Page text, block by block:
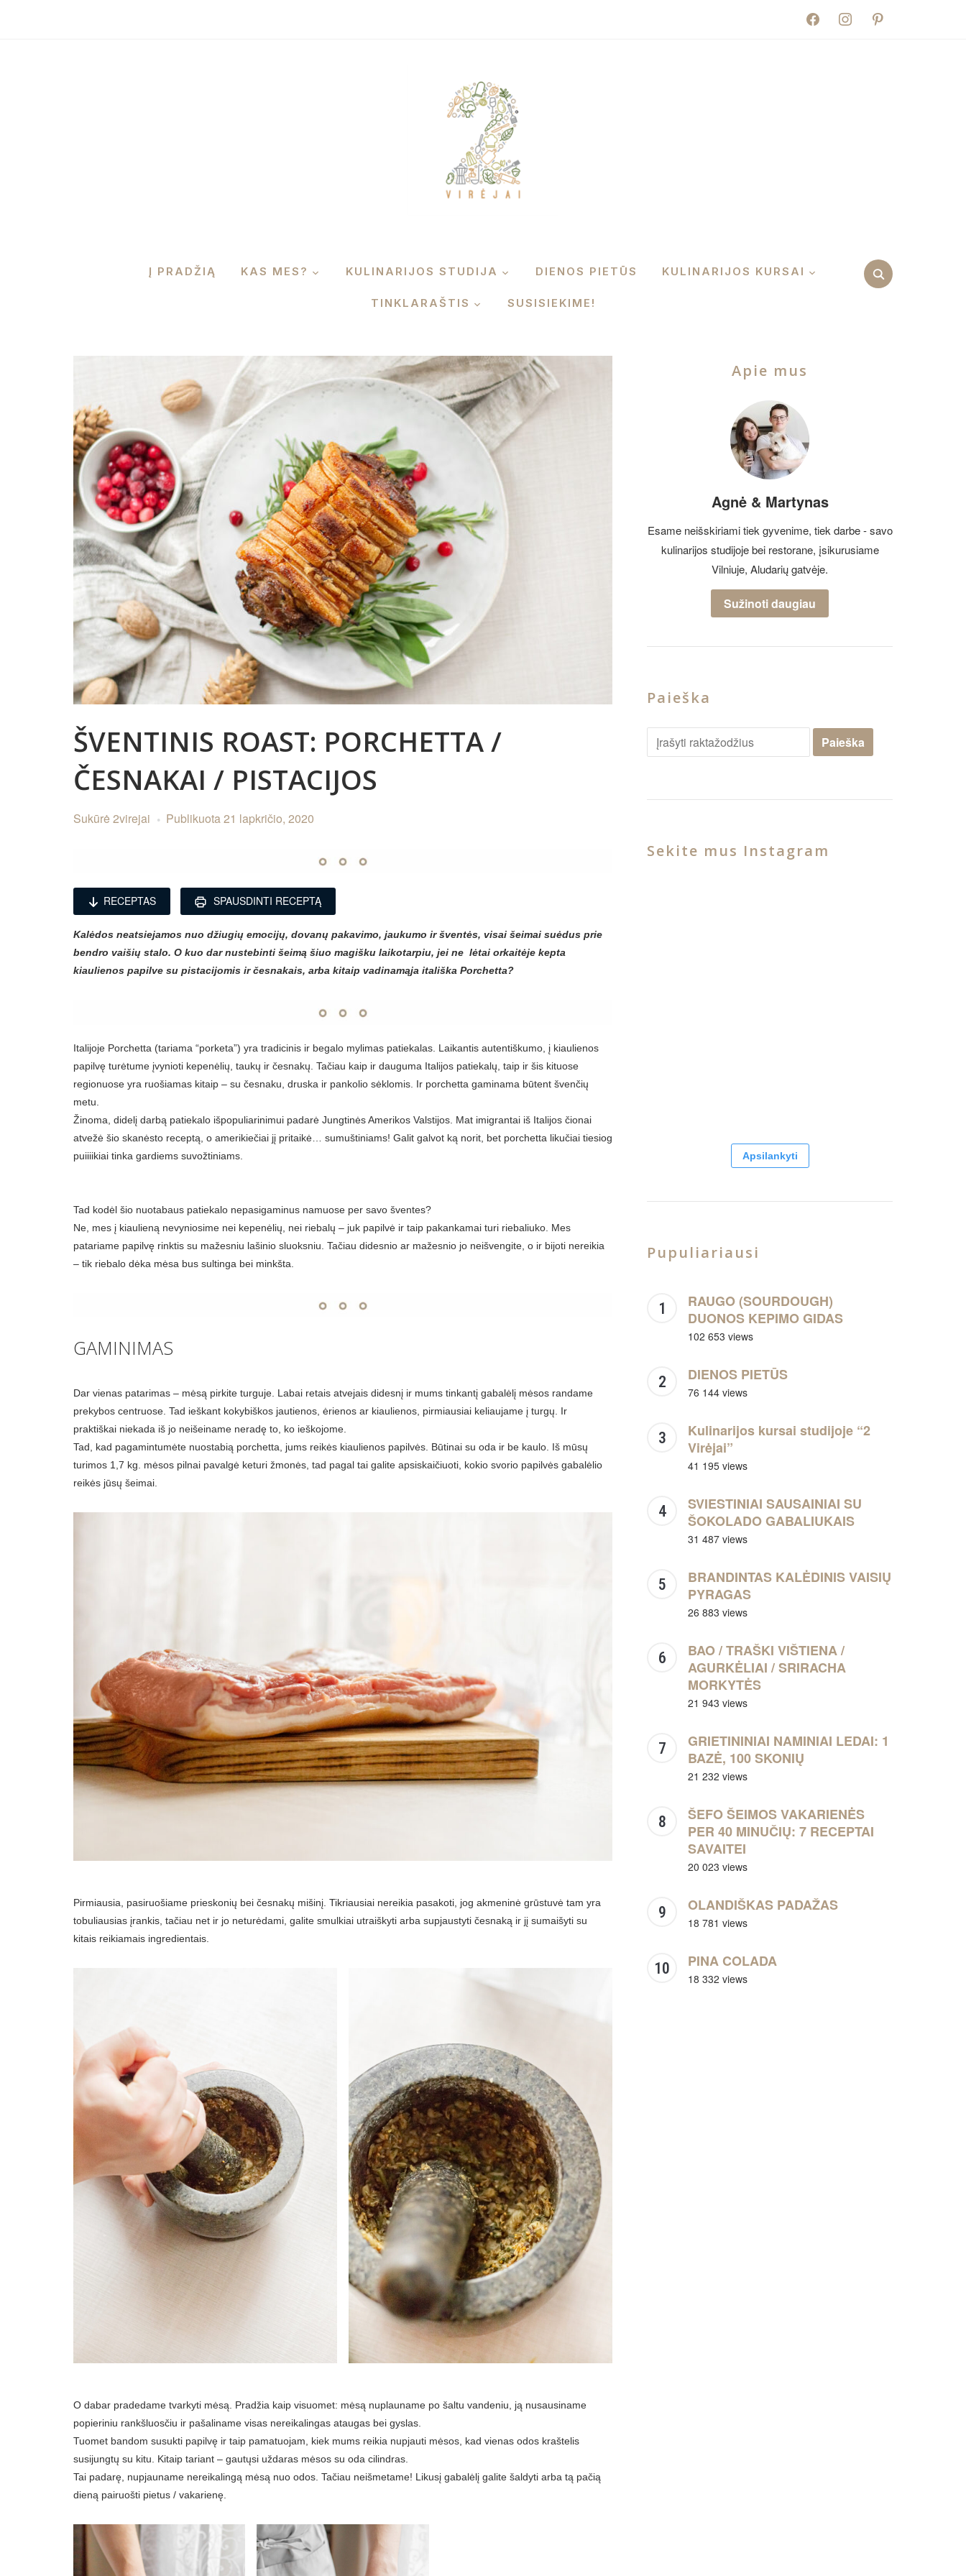
facebookinstagrampinterest
Į PRADŽIĄ KAS MES? KULINARIJOS STUDIJA DIENOS PIETŪS KULINARIJOS KURSAI
TINKLARAŠTIS SUSISIEKIME!
ŠVENTINIS ROAST: PORCHETTA /
ČESNAKAI / PISTACIJOS
Sukūrė 2virejai Publikuota21 lapkričio, 2020
RECEPTAS SPAUSDINTI RECEPTĄ
Kalėdos neatsiejamos nuo džiugių emocijų, dovanų pakavimo, jaukumo ir šventės, visai šeimai suėdus prie
bendro vaišių stalo. O kuo dar nustebinti šeimą šiuo magišku laikotarpiu, jei ne lėtai orkaitėje kepta
kiaulienos papilve su pistacijomis ir česnakais, arba kitaip vadinamąja itališka Porchetta?
Italijoje Porchetta (tariama “porketa”) yra tradicinis ir begalo mylimas patiekalas. Laikantis autentiškumo, į kiaulienos
papilvę turėtume įvynioti kepenėlių, taukų ir česnakų. Tačiau kaip ir dauguma Italijos patiekalų, taip ir šis kituose
regionuose yra ruošiamas kitaip – su česnaku, druska ir pankolio sėklomis. Ir porchetta gaminama būtent švenčių
metu.
Žinoma, didelį darbą patiekalo išpopuliarinimui padarė Jungtinės Amerikos Valstijos. Mat imigrantai iš Italijos čionai
atvežė šio skanėsto receptą, o amerikiečiai jį pritaikė… sumuštiniams! Galit galvot ką norit, bet porchetta likučiai tiesiog
puiiiikiai tinka gardiems suvožtiniams.
Tad kodėl šio nuotabaus patiekalo nepasigaminus namuose per savo šventes?
Ne, mes į kiaulieną nevyniosime nei kepenėlių, nei riebalų – juk papilvė ir taip pakankamai turi riebaliuko. Mes
patariame papilvę rinktis su mažesniu lašinio sluoksniu. Tačiau didesnio ar mažesnio jo neišvengite, o ir bijoti nereikia
– tik riebalo dėka mėsa bus sultinga bei minkšta.
GAMINIMAS
Dar vienas patarimas – mėsą pirkite turguje. Labai retais atvejais didesnį ir mums tinkantį gabalėlį mėsos randame
prekybos centruose. Tad ieškant kokybiškos jautienos, ėrienos ar kiaulienos, pirmiausiai keliaujame į turgų. Ir
praktiškai niekada iš jo neišeiname neradę to, ko ieškojome.
Tad, kad pagamintumėte nuostabią porchetta, jums reikės kiaulienos papilvės. Būtinai su oda ir be kaulo. Iš mūsų
turimos 1,7 kg. mėsos pilnai pavalgė keturi žmonės, tad pagal tai galite apsiskaičiuoti, kokio svorio papilvės gabalėlio
reikės jūsų šeimai.
Pirmiausia, pasiruošiame prieskonių bei česnakų mišinį. Tikriausiai nereikia pasakoti, jog akmeninė grūstuvė tam yra
tobuliausias įrankis, tačiau net ir jo neturėdami, galite smulkiai utraiškyti arba supjaustyti česnaką ir jį sumaišyti su
kitais reikiamais ingredientais.
O dabar pradedame tvarkyti mėsą. Pradžia kaip visuomet: mėsą nuplauname po šaltu vandeniu, ją nusausiname
popieriniu rankšluosčiu ir pašaliname visas nereikalingas ataugas bei gyslas.
Tuomet bandom susukti papilvę ir taip pamatuojam, kiek mums reikia nupjauti mėsos, kad vienas odos kraštelis
susijungtų su kitu. Kitaip tariant – gautųsi uždaras mėsos su oda cilindras.
Tai padarę, nupjauname nereikalingą mėsą nuo odos. Tačiau neišmetame! Likusį gabalėlį galite šaldyti arba tą pačią
dieną pairuošti pietus / vakarienę.
Apie mus
Agnė & Martynas
Esame neišskiriami tiek gyvenime, tiek darbe - savo
kulinarijos studijoje bei restorane, įsikurusiame
Vilniuje, Aludarių gatvėje.
Sužinoti daugiau
Paieška
Sekite mus Instagram
Apsilankyti
Pupuliariausi
RAUGO (SOURDOUGH)
DUONOS KEPIMO GIDAS
102 653 views
DIENOS PIETŪS
76 144 views
Kulinarijos kursai studijoje “2
Virėjai”
41 195 views
SVIESTINIAI SAUSAINIAI SU
ŠOKOLADO GABALIUKAIS
31 487 views
BRANDINTAS KALĖDINIS VAISIŲ
PYRAGAS
26 883 views
BAO / TRAŠKI VIŠTIENA /
AGURKĖLIAI / SRIRACHA
MORKYTĖS
21 943 views
GRIETININIAI NAMINIAI LEDAI: 1
BAZĖ, 100 SKONIŲ
21 232 views
ŠEFO ŠEIMOS VAKARIENĖS
PER 40 MINUČIŲ: 7 RECEPTAI
SAVAITEI
20 023 views
OLANDIŠKAS PADAŽAS
18 781 views
PINA COLADA
18 332 views